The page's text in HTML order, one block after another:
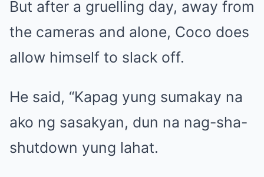
But after a gruelling day, away from
the cameras and alone, Coco does
allow himself to slack off.
He said, “Kapag yung sumakay na
ako ng sasakyan, dun na nag-sha-
shutdown yung lahat.